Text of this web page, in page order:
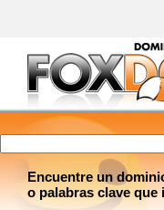
Encuentre un
o palabras clave